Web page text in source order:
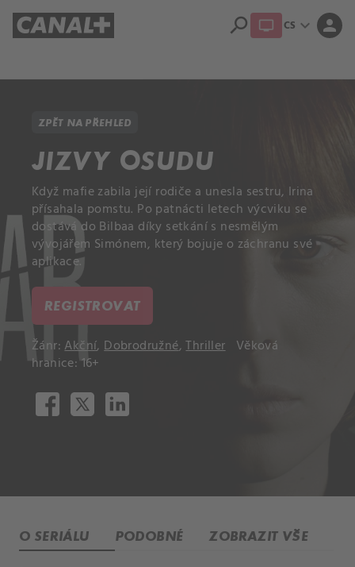
search CS expand_more person
ZPĚT NA PŘEHLED
JIZVY OSUDU
Když mafie zabila její rodiče a unesla sestru, Irina
přísahala pomstu. Po patnácti letech výcviku se
dostává do Bilbaa díky setkání s nesmělým
vývojářem Simónem, který bojuje o záchranu své
aplikace.
REGISTROVAT
Žánr:Akční,Dobrodružné,Thriller Věková
hranice: 16+
O SERIÁLU PODOBNÉ ZOBRAZIT VŠE